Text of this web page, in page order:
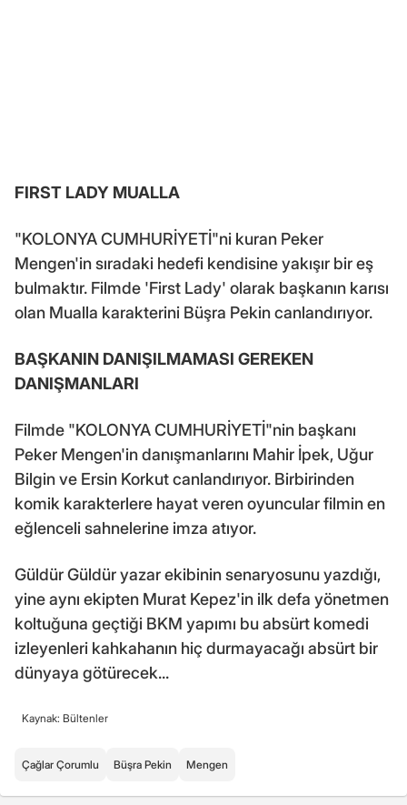
FIRST LADY MUALLA
"KOLONYA CUMHURİYETİ"ni kuran Peker
Mengen'in sıradaki hedefi kendisine yakışır bir eş
bulmaktır. Filmde 'First Lady' olarak başkanın karısı
olan Mualla karakterini Büşra Pekin canlandırıyor.
BAŞKANIN DANIŞILMAMASI GEREKEN
DANIŞMANLARI
Filmde "KOLONYA CUMHURİYETİ"nin başkanı
Peker Mengen'in danışmanlarını Mahir İpek, Uğur
Bilgin ve Ersin Korkut canlandırıyor. Birbirinden
komik karakterlere hayat veren oyuncular filmin en
eğlenceli sahnelerine imza atıyor.
Güldür Güldür yazar ekibinin senaryosunu yazdığı,
yine aynı ekipten Murat Kepez'in ilk defa yönetmen
koltuğuna geçtiği BKM yapımı bu absürt komedi
izleyenleri kahkahanın hiç durmayacağı absürt bir
dünyaya götürecek...
Kaynak: Bültenler
Çağlar Çorumlu Büşra Pekin Mengen